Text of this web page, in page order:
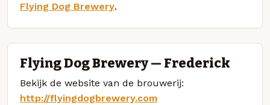
Flying Dog Brewery.
Flying Dog Brewery — Frederick
Bekijk de website van de brouwerij:
http://flyingdogbrewery.com